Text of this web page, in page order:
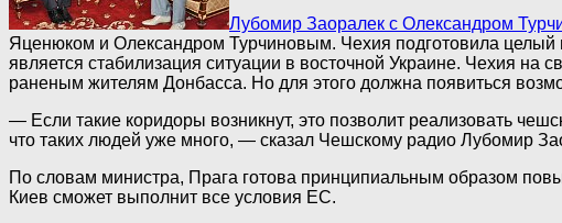
Лубомир Заоралек с Олександром
Яценюком и Олександром Турчиновым. Чехия подготовила целый
является стабилизация ситуации в восточной Украине. Чехия
раненым жителям Донбасса. Но для этого должна появиться
— Если такие коридоры возникнут, это позволит реализовать
что таких людей уже много, — сказал Чешскому радио Лубомир
По словам министра, Прага готова принципиальным образом
Киев сможет выполнит все условия ЕС.